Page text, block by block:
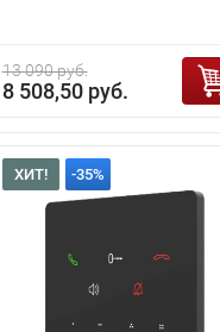
13 090 руб.
8 508,50 руб.
ХИТ! -35%